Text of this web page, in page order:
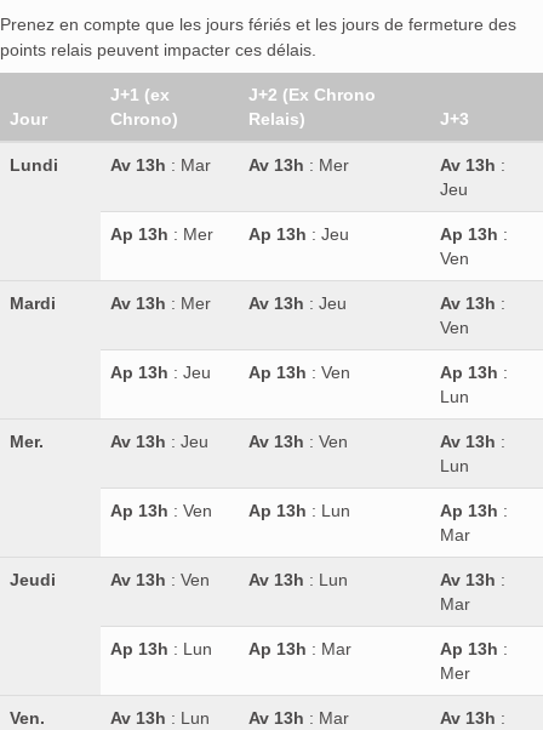
Prenez en compte que les jours fériés et les jours de fermeture des
points relais peuvent impacter ces délais.
Jour
J+1 (ex
Chrono)
J+2 (Ex Chrono
Relais)
J+3
Lundi Av 13h : Mar Av 13h : Mer Av 13h :
Jeu
Ap 13h : Mer Ap 13h : Jeu Ap 13h :
Ven
Mardi Av 13h : Mer Av 13h : Jeu Av 13h :
Ven
Ap 13h : Jeu Ap 13h : Ven Ap 13h :
Lun
Mer. Av 13h : Jeu Av 13h : Ven Av 13h :
Lun
Ap 13h : Ven Ap 13h : Lun Ap 13h :
Mar
Jeudi Av 13h : Ven Av 13h : Lun Av 13h :
Mar
Ap 13h : Lun Ap 13h : Mar Ap 13h :
Mer
Ven. Av 13h : Lun Av 13h : Mar Av 13h :